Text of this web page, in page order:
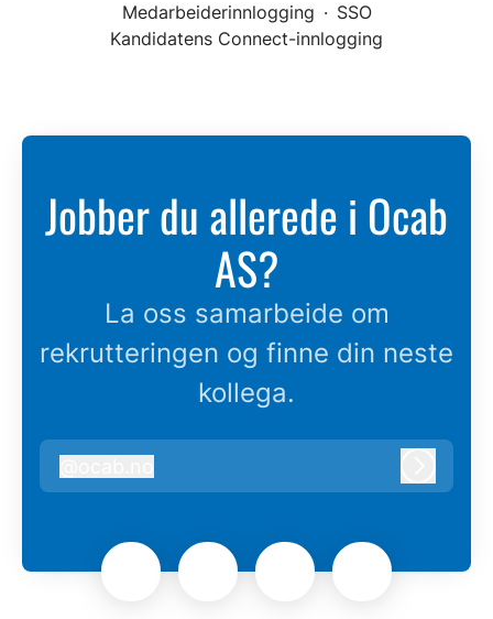
Medarbeiderinnlogging · SSO
Kandidatens Connect-innlogging
Jobber du allerede i Ocab
AS?
La oss samarbeide om
rekrutteringen og finne din neste
kollega.
ocab.no